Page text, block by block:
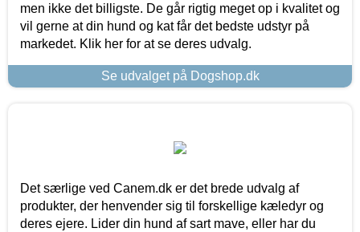
men ikke det billigste. De går rigtig meget op i kvalitet og
vil gerne at din hund og kat får det bedste udstyr på
markedet. Klik her for at se deres udvalg.
Se udvalget på Dogshop.dk
Det særlige ved Canem.dk er det brede udvalg af
produkter, der henvender sig til forskellige kæledyr og
deres ejere. Lider din hund af sart mave, eller har du